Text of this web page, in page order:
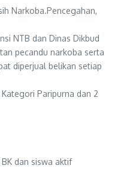
Narkoba.Pencegahan,
NTB dan Dinas Dikbud
pecandu narkoba serta
diperjual belikan setiap
Paripurna dan 2
dan siswa aktif